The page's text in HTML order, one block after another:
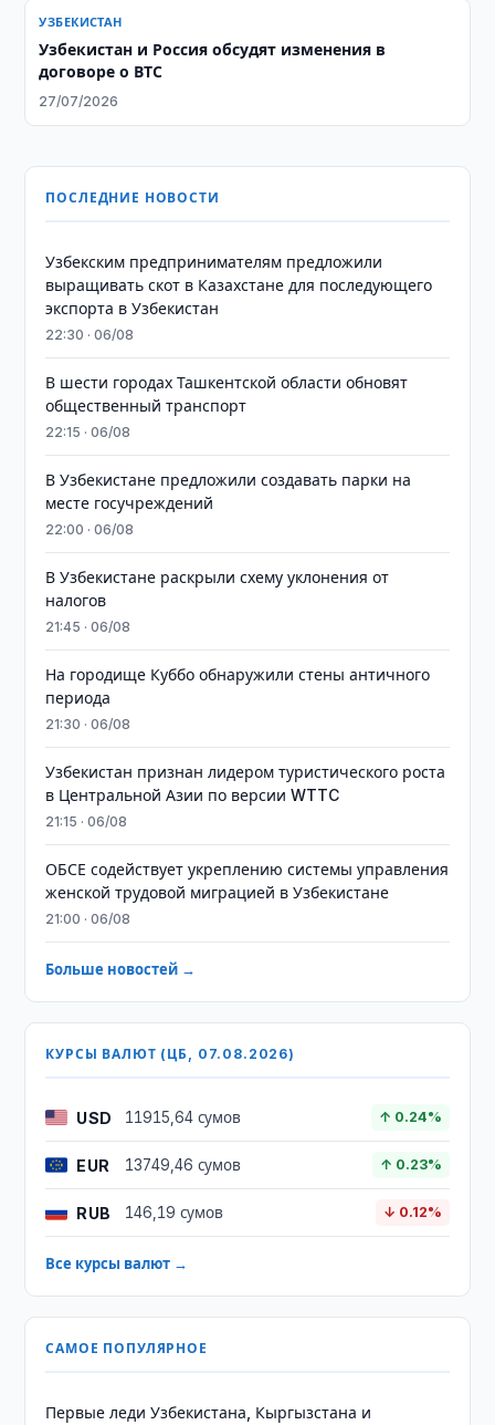
УЗБЕКИСТАН
Узбекистан и Россия обсудят изменения в
договоре о ВТС
27/07/2026
ПОСЛЕДНИЕ НОВОСТИ
Узбекским предпринимателям предложили
выращивать скот в Казахстане для последующего
экспорта в Узбекистан
22:30 · 06/08
В шести городах Ташкентской области обновят
общественный транспорт
22:15 · 06/08
В Узбекистане предложили создавать парки на
месте госучреждений
22:00 · 06/08
В Узбекистане раскрыли схему уклонения от
налогов
21:45 · 06/08
На городище Куббо обнаружили стены античного
периода
21:30 · 06/08
Узбекистан признан лидером туристического роста
в Центральной Азии по версии WTTC
21:15 · 06/08
ОБСЕ содействует укреплению системы управления
женской трудовой миграцией в Узбекистане
21:00 · 06/08
Больше новостей →
КУРСЫ ВАЛЮТ (ЦБ, 07.08.2026)
USD 11915,64 сумов ↑ 0.24%
EUR 13749,46 сумов ↑ 0.23%
RUB 146,19 сумов ↓ 0.12%
Все курсы валют →
САМОЕ ПОПУЛЯРНОЕ
Первые леди Узбекистана, Кыргызстана и